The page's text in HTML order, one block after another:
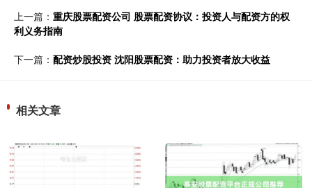
上一篇： 重庆股票配资公司 股票配资协议：投资人与配资方的权
利义务指南
下一篇： 配资炒股投资 沈阳股票配资：助力投资者放大收益
相关文章